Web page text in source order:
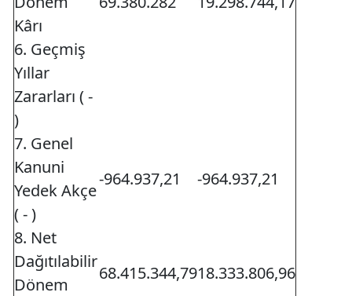
Kârı
6. Geçmiş
Yıllar
Zararları ( -
)
7. Genel
Kanuni
Yedek Akçe
( - )
-964.937,21 -964.937,21
8. Net
Dağıtılabilir
Dönem
68.415.344,7918.333.806,96